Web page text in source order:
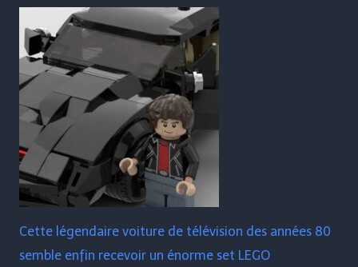
Cette légendaire voiture de télévision des années 80
semble enfin recevoir un énorme set LEGO